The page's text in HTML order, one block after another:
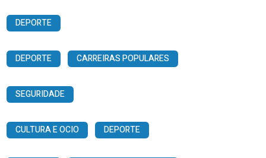
DEPORTE
DEPORTE CARREIRAS POPULARES
SEGURIDADE
CULTURA E OCIO DEPORTE